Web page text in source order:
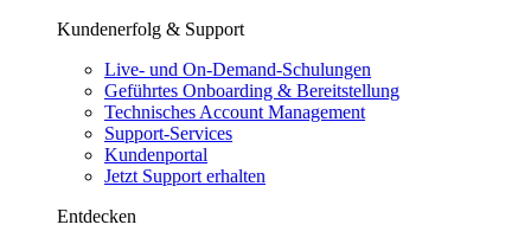
Kundenerfolg & Support
Live- und On-Demand-Schulungen
Geführtes Onboarding & Bereitstellung
Technisches Account Management
Support-Services
Kundenportal
Jetzt Support erhalten
Entdecken